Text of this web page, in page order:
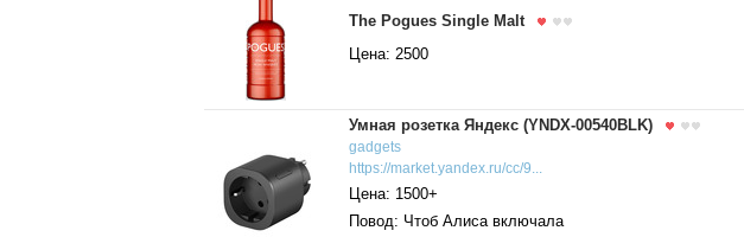
The Pogues Single Malt
Цена: 2500
Умная розетка Яндекс (YNDX-00540BLK)
gadgets
https://market.yandex.ru/cc/9...
Цена: 1500+
Повод: Чтоб Алиса включала